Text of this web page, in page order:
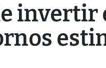
invertir